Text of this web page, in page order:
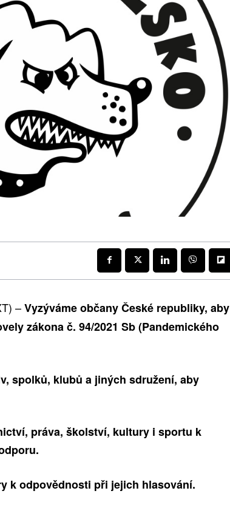
–Vyzýváme občany České republiky, aby
zákona č. 94/2021 Sb (Pandemického
spolků, klubů a jiných sdružení, aby
práva, školství, kultury i sportu k
k odpovědnosti při jejich hlasování.